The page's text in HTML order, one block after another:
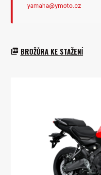
yamaha@ymoto.cz
BROŽŮRA KE STAŽENÍ